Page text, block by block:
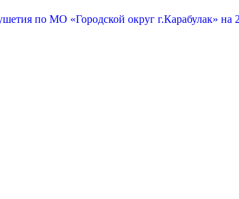
по МО «Городской округ г.Карабулак» на